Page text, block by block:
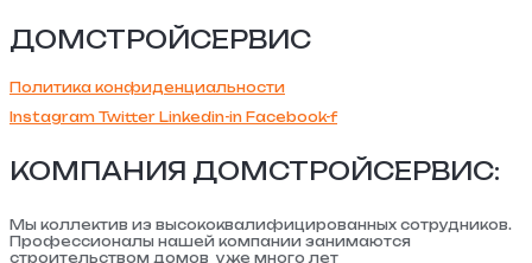
ДОМСТРОЙСЕРВИС
Политика конфиденциальности
Instagram Twitter Linkedin-in Facebook-f
КОМПАНИЯ ДОМСТРОЙСЕРВИС:
Мы коллектив из высококвалифицированных сотрудников.
Профессионалы нашей компании занимаются
строительством домов уже много лет